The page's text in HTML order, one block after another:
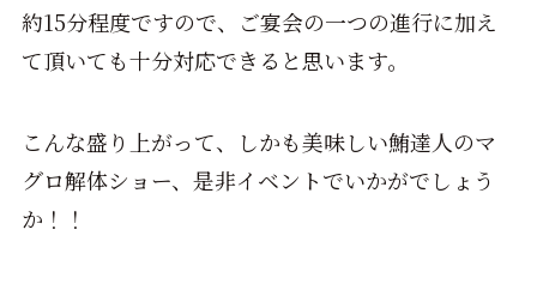
約15分程度ですので、ご宴会の一つの進行に加え
て頂いても十分対応できると思います。
こんな盛り上がって、しかも美味しい鮪達人のマ
グロ解体ショー、是非イベントでいかがでしょう
か！！